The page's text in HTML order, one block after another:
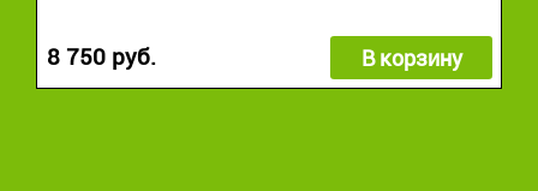
8 750 руб. В корзину